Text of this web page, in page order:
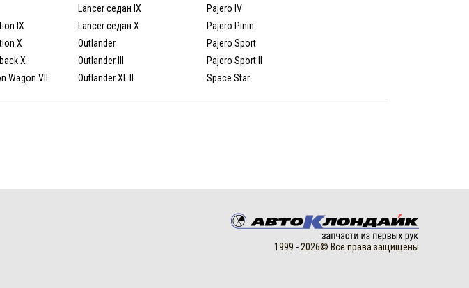
IX
X
X
Wagon VII
Lancer седан IX
Lancer седан X
Outlander
Outlander III
Outlander XL II
Pajero IV
Pajero Pinin
Pajero Sport
Pajero Sport II
Space Star
1999 - 2026© Все права защищены